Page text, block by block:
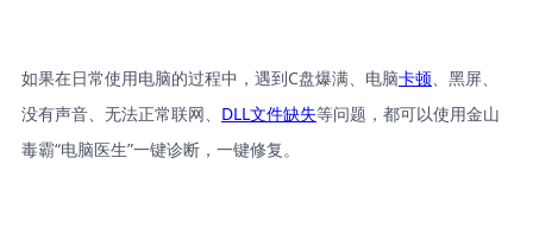
如果在日常使用电脑的过程中，遇到C盘爆满、电脑卡顿、黑屏、
没有声音、无法正常联网、 DLL文件缺失等问题，都可以使用金山
毒霸“电脑医生”一键诊断，一键修复。